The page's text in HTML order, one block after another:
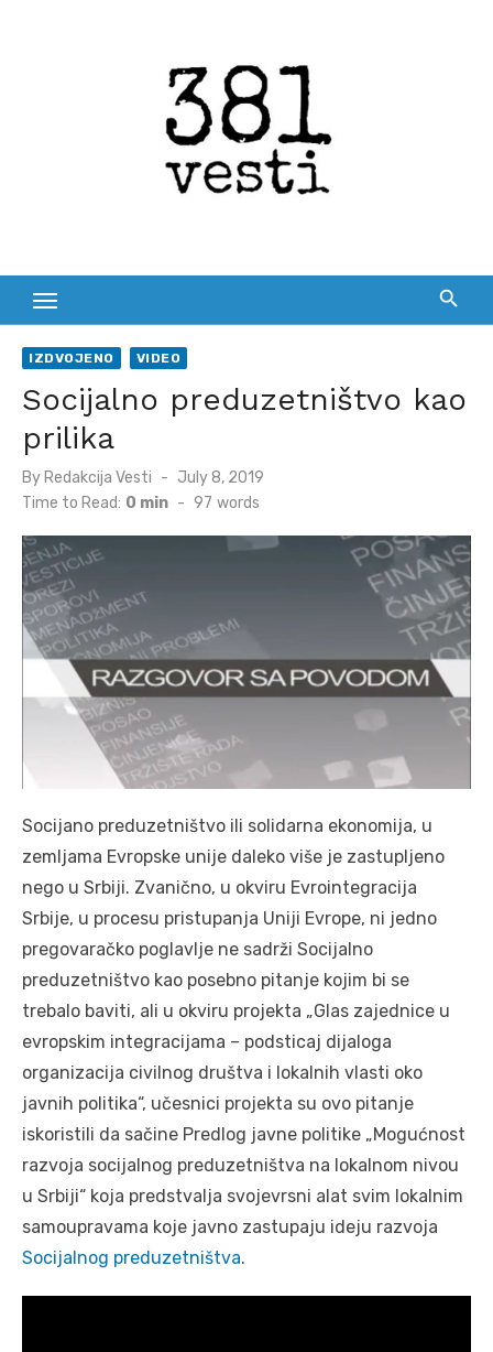
IZDVOJENO VIDEO
Socijalno preduzetništvo kao
prilika
By Redakcija Vesti
Posted
July 8, 2019
Time to Read: 0 min - 97 words
Socijano preduzetništvo ili solidarna ekonomija, u
zemljama Evropske unije daleko više je zastupljeno
nego u Srbiji. Zvanično, u okviru Evrointegracija
Srbije, u procesu pristupanja Uniji Evrope, ni jedno
pregovaračko poglavlje ne sadrži Socijalno
preduzetništvo kao posebno pitanje kojim bi se
trebalo baviti, ali u okviru projekta „Glas zajednice u
evropskim integracijama – podsticaj dijaloga
organizacija civilnog društva i lokalnih vlasti oko
javnih politika“, učesnici projekta su ovo pitanje
iskoristili da sačine Predlog javne politike „Mogućnost
razvoja socijalnog preduzetništva na lokalnom nivou
u Srbiji“ koja predstvalja svojevrsni alat svim lokalnim
samoupravama koje javno zastupaju ideju razvoja
Socijalnog preduzetništva.